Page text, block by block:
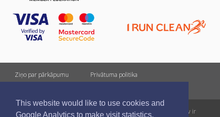
This website would like to use cookies and
Google Analytics to make visit statistics.
Ziņo par pārkāpumu
Privātuma politika
Visas tiesības rezervētas. Pārpublicēšanas gadījumā saite uz athletics.lv ir